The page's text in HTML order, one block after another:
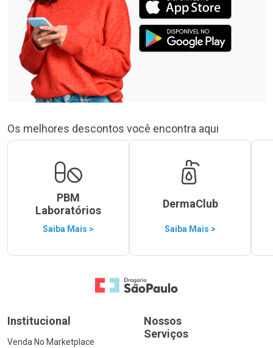
Os melhores descontos você encontra aqui
PBM
Laboratórios
Saiba Mais >
DermaClub
Saiba Mais >
Ir para a Home
Institucional
Venda No Marketplace
Nossos
Serviços